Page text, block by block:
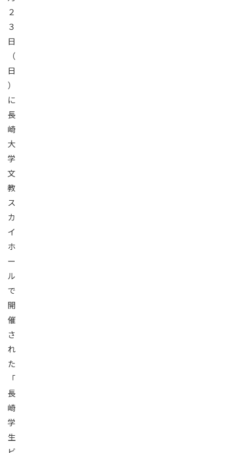
２
３
日
（
日
）
に
長
崎
大
学
文
教
ス
カ
イ
ホ
ー
ル
で
開
催
さ
れ
た
「
長
崎
学
生